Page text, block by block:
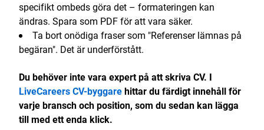
specifikt ombeds göra det – formateringen kan
ändras. Spara som PDF för att vara säker.
Ta bort onödiga fraser som "Referenser lämnas på
begäran". Det är underförstått.
Du behöver inte vara expert på att skriva CV. I
LiveCareers CV-byggarehittar du färdigt innehåll för
varje bransch och position, som du sedan kan lägga
till med ett enda klick.